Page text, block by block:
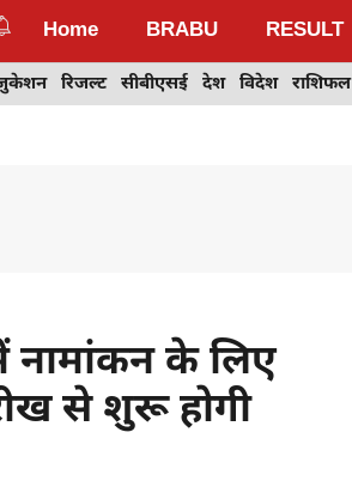
Home BRABU RESULT
रिजल्ट सीबीएसई देश विदेश राशिफल
नामांकन के लिए
से शुरू होगी